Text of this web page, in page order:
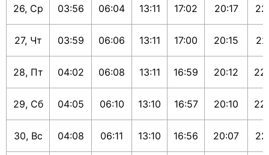
26, Ср 03:56 06:04 13:11 17:02 20:17
27, Чт 03:59 06:06 13:11 17:00 20:15
28, Пт 04:02 06:08 13:11 16:59 20:12
29, Сб 04:05 06:10 13:10 16:57 20:10
30, Вс 04:08 06:11 13:10 16:56 20:07